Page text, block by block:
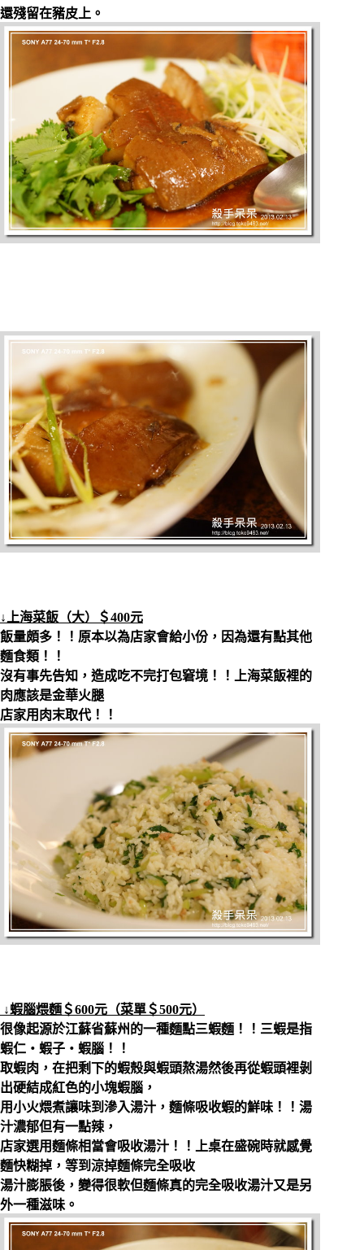
還殘留在豬皮上。
↓上海菜飯（大）＄400元
飯量頗多！！原本以為店家會給小份，因為還有點其他
麵食類！！
沒有事先告知，造成吃不完打包窘境！！上海菜飯裡的
肉應該是金華火腿
店家用肉末取代！！
↓蝦腦煨麵＄600元（菜單＄500元）
很像起源於江蘇省蘇州的一種麵點三蝦麵！！三蝦是指
蝦仁‧蝦子‧蝦腦！！
取蝦肉，在把剩下的蝦殼與蝦頭熬湯然後再從蝦頭裡剝
出硬結成紅色的小塊蝦腦，
用小火煨煮讓味到滲入湯汁，麵條吸收蝦的鮮味！！湯
汁濃郁但有一點辣，
店家選用麵條相當會吸收湯汁！！上桌在盛碗時就感覺
麵快糊掉，等到涼掉麵條完全吸收
湯汁膨脹後，變得很軟但麵條真的完全吸收湯汁又是另
外一種滋味。